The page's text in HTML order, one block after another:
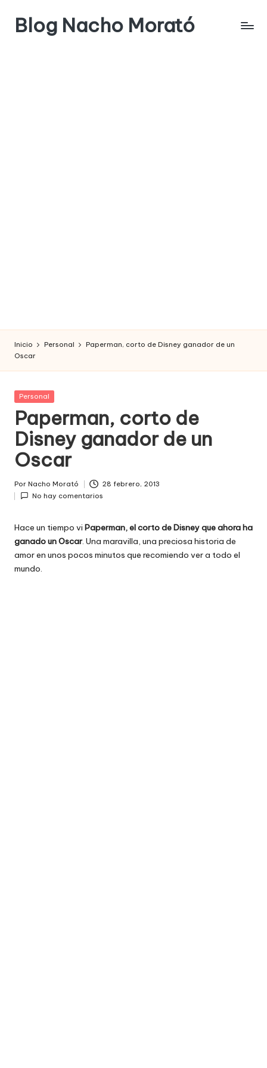
SaltarBlog Nacho Morató
Inicio Personal
Paperman, corto de Disney ganador de un
Oscar
Publicada
Personal
Paperman, corto de
Disney ganador de un
Oscar
por
Por Nacho Morató
28 febrero, 2013
No hay comentarios
Hace un tiempo vi Paperman, el corto de Disney que ahora ha
ganado un Oscar. Una maravilla, una preciosa historia de
amor en unos pocos minutos que recomiendo ver a todo el
mundo.